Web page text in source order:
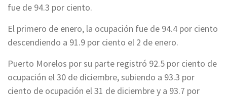
fue de 94.3 por ciento.
El primero de enero, la ocupación fue de 94.4 por ciento
descendiendo a 91.9 por ciento el 2 de enero.
Puerto Morelos por su parte registró 92.5 por ciento de
ocupación el 30 de diciembre, subiendo a 93.3 por
ciento de ocupación el 31 de diciembre y a 93.7 por